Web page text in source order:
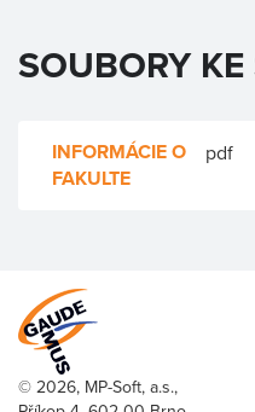
SOUBORY
INFORMÁCIE O
FAKULTE
pdf
© 2026, MP-Soft, a.s.,